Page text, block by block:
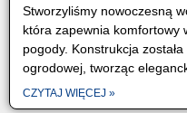
Stworzyliśmy nowoczesną
która zapewnia komfortowy
pogody. Konstrukcja
ogrodowej, tworząc
CZYTAJ WIĘCEJ »